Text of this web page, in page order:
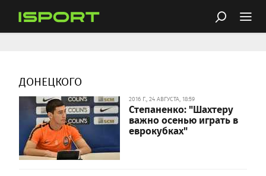
ДОНЕЦКОГО
2016 Г., 24 АВГУСТА, 18:59
Степаненко: "Шахтеру
важно осенью играть в
еврокубках"